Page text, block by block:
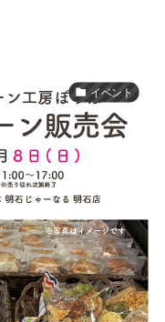
イベント